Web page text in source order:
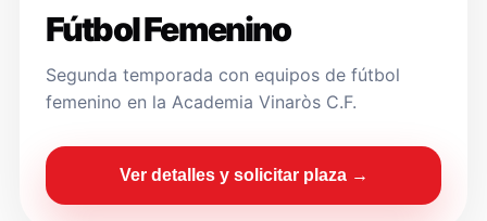
Fútbol Femenino
Segunda temporada con equipos de fútbol
femenino en la Academia Vinaròs C.F.
Ver detalles y solicitar plaza →